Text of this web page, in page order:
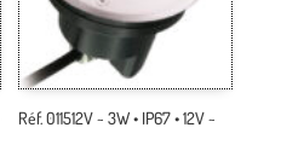
Réf. 011512V ~ 3W • IP67 • 12V ~